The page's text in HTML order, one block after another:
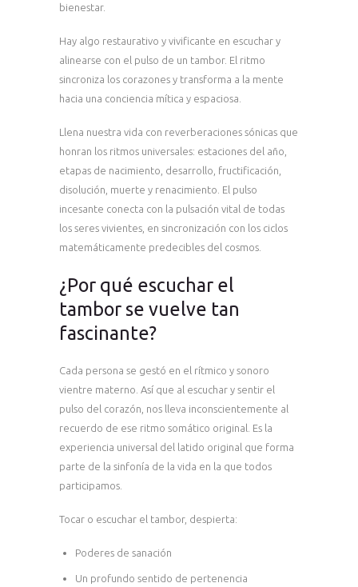
bienestar.
Hay algo restaurativo y vivificante en escuchar y
alinearse con el pulso de un tambor. El ritmo
sincroniza los corazones y transforma a la mente
hacia una conciencia mítica y espaciosa.
Llena nuestra vida con reverberaciones sónicas que
honran los ritmos universales: estaciones del año,
etapas de nacimiento, desarrollo, fructificación,
disolución, muerte y renacimiento. El pulso
incesante conecta con la pulsación vital de todas
los seres vivientes, en sincronización con los ciclos
matemáticamente predecibles del cosmos.
¿Por qué escuchar el
tambor se vuelve tan
fascinante?
Cada persona se gestó en el rítmico y sonoro
vientre materno. Así que al escuchar y sentir el
pulso del corazón, nos lleva inconscientemente al
recuerdo de ese ritmo somático original. Es la
experiencia universal del latido original que forma
parte de la sinfonía de la vida en la que todos
participamos.
Tocar o escuchar el tambor, despierta:
Poderes de sanación
Un profundo sentido de pertenencia